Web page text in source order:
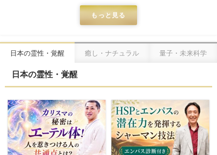
号）
もっと見る
日本の霊性・覚醒 癒し・ナチュラル 量子・未来科学
日本の霊性・覚醒